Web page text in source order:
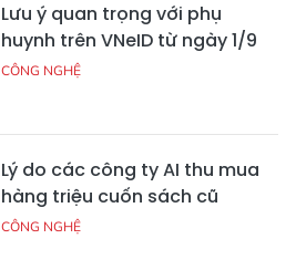
Lưu ý quan trọng với phụ
huynh trên VNeID từ ngày 1/9
CÔNG NGHỆ
Lý do các công ty AI thu mua
hàng triệu cuốn sách cũ
CÔNG NGHỆ